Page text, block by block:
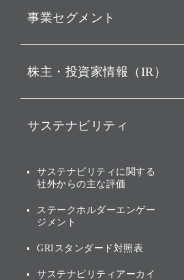
経営理念
ビジョン
戦略
バリュー
ソフトバンクグループの歩
[AI] What dreams are made
事業セグメント
ソフトバンク・ビジョン・
その他
グループ企業一覧
株主・投資家情報（IR）
IRカレンダー
業績・財務
アニュアルレポート
サステナビリティ
トップメッセージ
サステナビリティの考え方
サステナビリティに関する
社外からの主な評価
ステークホルダーエンゲー
ジメント
GRIスタンダード対照表
サステナビリティアーカイ